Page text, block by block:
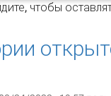
, чтобы